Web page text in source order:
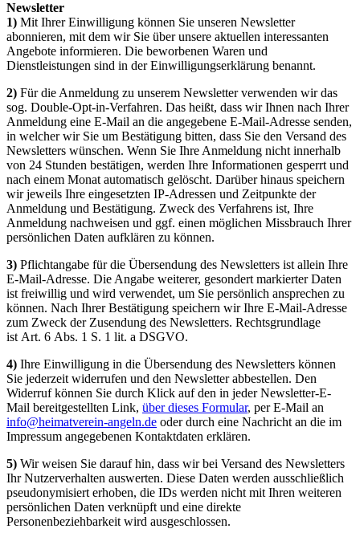
Newsletter
1) Mit Ihrer Einwilligung können Sie unseren Newsletter
abonnieren, mit dem wir Sie über unsere aktuellen interessanten
Angebote informieren. Die beworbenen Waren und
Dienstleistungen sind in der Einwilligungserklärung benannt.
2) Für die Anmeldung zu unserem Newsletter verwenden wir das
sog. Double-Opt-in-Verfahren. Das heißt, dass wir Ihnen nach Ihrer
Anmeldung eine E-Mail an die angegebene E-Mail-Adresse senden,
in welcher wir Sie um Bestätigung bitten, dass Sie den Versand des
Newsletters wünschen. Wenn Sie Ihre Anmeldung nicht innerhalb
von 24 Stunden bestätigen, werden Ihre Informationen gesperrt und
nach einem Monat automatisch gelöscht. Darüber hinaus speichern
wir jeweils Ihre eingesetzten IP-Adressen und Zeitpunkte der
Anmeldung und Bestätigung. Zweck des Verfahrens ist, Ihre
Anmeldung nachweisen und ggf. einen möglichen Missbrauch Ihrer
persönlichen Daten aufklären zu können.
3) Pflichtangabe für die Übersendung des Newsletters ist allein Ihre
E-Mail-Adresse. Die Angabe weiterer, gesondert markierter Daten
ist freiwillig und wird verwendet, um Sie persönlich ansprechen zu
können. Nach Ihrer Bestätigung speichern wir Ihre E-Mail-Adresse
zum Zweck der Zusendung des Newsletters. Rechtsgrundlage
ist Art. 6 Abs. 1 S. 1 lit. a DSGVO.
4) Ihre Einwilligung in die Übersendung des Newsletters können
Sie jederzeit widerrufen und den Newsletter abbestellen. Den
Widerruf können Sie durch Klick auf den in jeder Newsletter-E-
Mail bereitgestellten Link, über dieses Formular, per E-Mail an
info@heimatverein-angeln.de oder durch eine Nachricht an die im
Impressum angegebenen Kontaktdaten erklären.
5) Wir weisen Sie darauf hin, dass wir bei Versand des Newsletters
Ihr Nutzerverhalten auswerten. Diese Daten werden ausschließlich
pseudonymisiert erhoben, die IDs werden nicht mit Ihren weiteren
persönlichen Daten verknüpft und eine direkte
Personenbeziehbarkeit wird ausgeschlossen.